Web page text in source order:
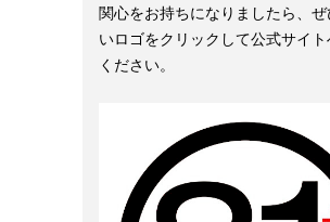
関心をお持ちになりましたら、
いロゴをクリックして公式サイ
ください。